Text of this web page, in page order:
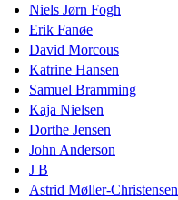
Niels Jørn Fogh
Erik Fanøe
David Morcous
Katrine Hansen
Samuel Bramming
Kaja Nielsen
Dorthe Jensen
John Anderson
J B
Astrid Møller-Christensen